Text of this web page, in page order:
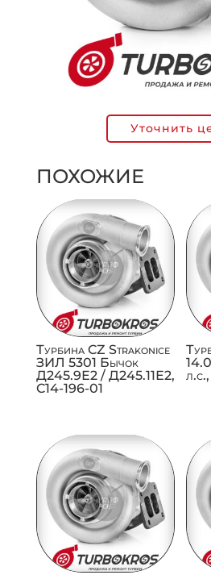
Уточнить
ПОХОЖИЕ
Турбина CZ Strakonice
ЗИЛ 5301 Бычок
Д245.9Е2 / Д245.11Е2,
C14-196-01